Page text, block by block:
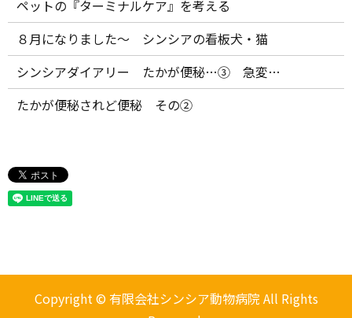
ペットの『ターミナルケア』を考える
８月になりました～ シンシアの看板犬・猫
シンシアダイアリー たかが便秘…③ 急変…
たかが便秘されど便秘 その②
Copyright © 有限会社シンシア動物病院 All Rights